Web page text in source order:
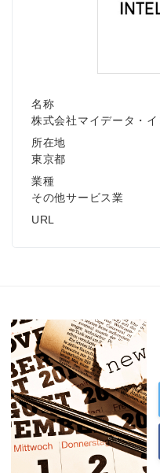
名称
株式会社マイデータ・
所在地
東京都
業種
その他サービス業
URL